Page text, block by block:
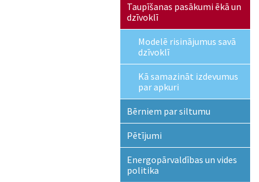
Taupīšanas pasākumi ēkā un
dzīvoklī
Modelē risinājumus savā
dzīvoklī
Kā samazināt izdevumus
par apkuri
Bērniem par siltumu
Pētījumi
Energopārvaldības un vides
politika